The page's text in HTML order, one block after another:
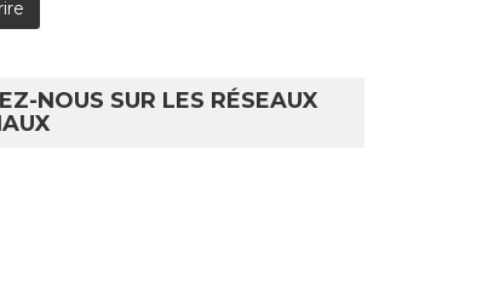
NOUS SUR LES RÉSEAUX